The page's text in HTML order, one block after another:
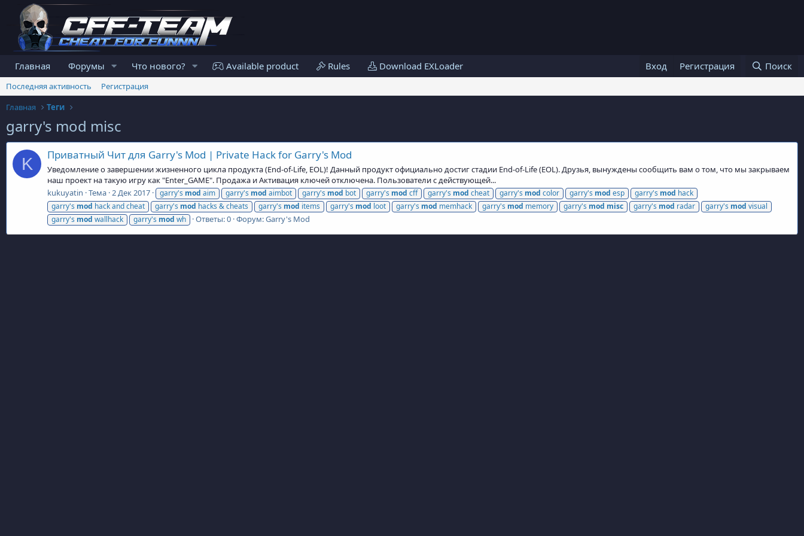
Главная Форумы Что нового? Available product Rules Download EXLoader Вход Регистрация Поиск
Последняя активность
Регистрация
Главная
Теги
garry's mod misc
K Приватный Чит для Garry's Mod | Private Hack for Garry's Mod
Уведомление о завершении жизненного цикла продукта (End-of-Life, EOL)! Данный продукт официально достиг стадии End-of-Life (EOL). Друзья, вынуждены сообщить вам о том, что мы закрываем
наш проект на такую игру как "Enter_GAME". Продажа и Активация ключей отключена. Пользователи с действующей...
kukuyatin Тема 2 Дек 2017 garry's mod aim garry's mod aimbot garry's mod bot garry's mod cff garry's mod cheat garry's mod color garry's mod esp garry's mod hack
garry's mod hack and cheat garry's mod hacks & cheats garry's mod items garry's mod loot garry's mod memhack garry's mod memory garry's mod misc garry's mod radar garry's mod visual
garry's mod wallhack garry's mod wh Ответы: 0 Форум:Garry's Mod